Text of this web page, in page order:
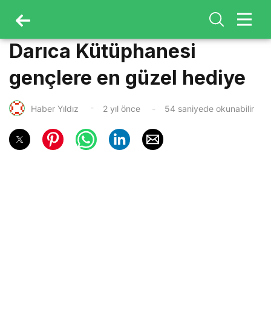
Darıca Kütüphanesi
gençlere en güzel hediye
Haber Yıldız 2 yıl önce 54 saniyede okunabilir